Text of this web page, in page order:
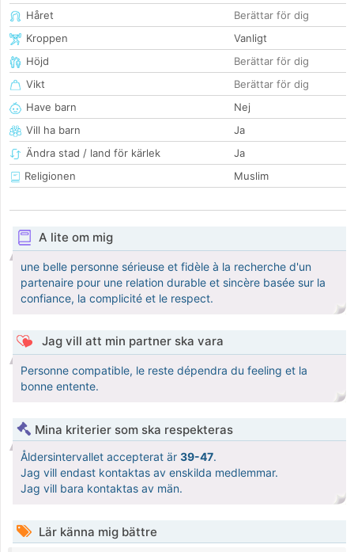
Håret
Berättar för dig
Kroppen
Vanligt
Höjd
Berättar för dig
Vikt
Berättar för dig
Have barn
Nej
Vill ha barn
Ja
Ändra stad / land för kärlek
Ja
Religionen
Muslim
A lite om mig
une belle personne sérieuse et fidèle à la recherche d'un
partenaire pour une relation durable et sincère basée sur la
confiance, la complicité et le respect.
Jag vill att min partner ska vara
Personne compatible, le reste dépendra du feeling et la
bonne entente.
Mina kriterier som ska respekteras
Åldersintervallet accepterat är 39-47.
Jag vill endast kontaktas av enskilda medlemmar.
Jag vill bara kontaktas av män.
Lär känna mig bättre